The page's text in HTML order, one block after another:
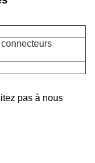
pas à nous